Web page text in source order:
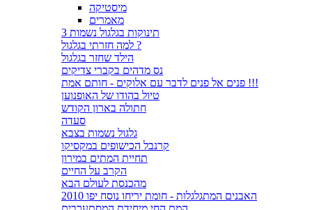
מיסטיקה
מאמרים
3 תינוקות בגלגול נשמות
למה חזרתי בגלגול ?
הילד שחזר בגלגול
נס מדהים בקברי צדיקים
פנים אל פנים לדבר עם אלוקים - חותם אמת !!!
טיול בהודו של האופנוען
חתולה בארון הקודש
סעדה
גלגול נשמות בצבא
קרנבל הכישופים במקסיקו
תחיית המתים במירון
הקרב על החיים
מהכנסת לעולם הבא
האבנים המתגלגלות - חומת יריחו נוסח יפו 2010